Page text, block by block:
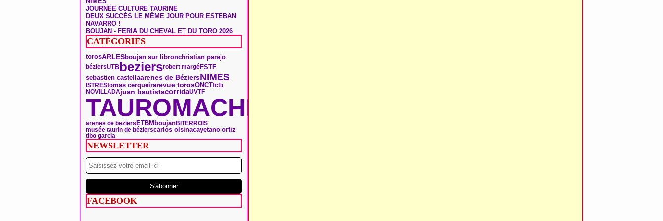
JOURNÉE CULTURE TAURINE
DEUX SUCCÉS LE MÊME JOUR POUR ESTEBAN
NAVARRO !
BOUJAN - FERIA DU CHEVAL ET DU TORO 2026
CATÉGORIES
torosARLESboujan sur libronchristian parejo
béziersUTBbeziersrobert margéFSTF
sebastien castellaarenes de BéziersNIMES
ISTREStomas cerqueirarevue torosONCTfctb
NOVILLADAjuan bautistacorridaUVTF
TAUROMACHIE
arenes de beziers ETBMboujanBITERROIS
musée taurin de bézierscarlos olsinacayetano ortiz
tibo garcia
NEWSLETTER
FACEBOOK